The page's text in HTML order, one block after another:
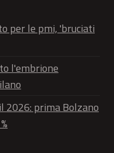
per le pmi, 'bruciati
l'embrione
2026: prima Bolzano